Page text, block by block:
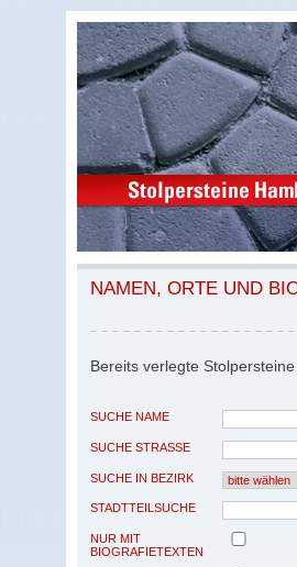
NAMEN, ORTE UND
Bereits verlegte Stolpersteine
SUCHE NAME
SUCHE STRASSE
SUCHE IN BEZIRK
STADTTEILSUCHE
NUR MIT
BIOGRAFIETEXTEN